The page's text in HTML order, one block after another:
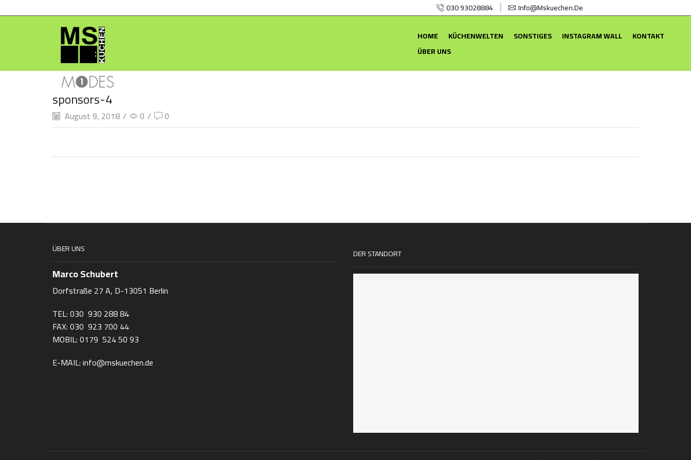
030 93028884 Info@mskuechen.de
HOME KÜCHENWELTEN SONSTIGES INSTAGRAM WALL
KONTAKT
ÜBER UNS
sponsors-4
August 9, 2018 / 0 / 0
ÜBER UNS
Marco Schubert
Dorfstraße 27 A, D-13051 Berlin
TEL: 030 930 288 84
FAX: 030 923 700 44
MOBIL: 0179 524 50 93
E-MAIL: info@mskuechen.de
DER STANDORT